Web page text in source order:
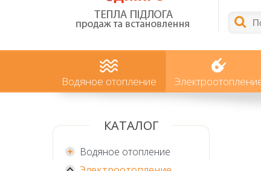
Водяное отопление
КАТАЛОГ
Водяное отопление